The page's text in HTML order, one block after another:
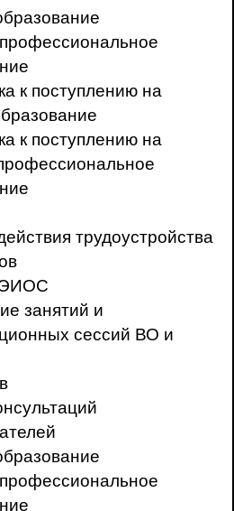
к поступлению на
к поступлению на
трудоустройства
ЭИОС
занятий и
сессий ВО и